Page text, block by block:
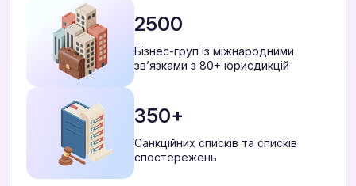
2500
Бізнес-груп із міжнародними
звʼязками з 80+ юрисдикцій
350+
Санкційних списків та списків
спостережень